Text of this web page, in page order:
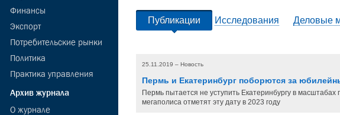
Финансы
Экспорт
Потребительские рынки
Политика
Практика управления
Архив журнала
О журналe
Публикации Исследования Деловые
25.11.2019 – Новость
Пермь и Екатеринбург поборются за
Пермь пытается не уступить Екатеринбургу в
мегаполиса отметят эту дату в 2023 году